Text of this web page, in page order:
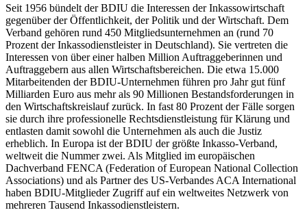
Seit 1956 bündelt der BDIU die Interessen der Inkassowirtschaft
gegenüber der Öffentlichkeit, der Politik und der Wirtschaft. Dem
Verband gehören rund 450 Mitgliedsunternehmen an (rund 70
Prozent der Inkassodienstleister in Deutschland). Sie vertreten die
Interessen von über einer halben Million Auftraggeberinnen und
Auftraggebern aus allen Wirtschaftsbereichen. Die etwa 15.000
Mitarbeitenden der BDIU-Unternehmen führen pro Jahr gut fünf
Milliarden Euro aus mehr als 90 Millionen Bestandsforderungen in
den Wirtschaftskreislauf zurück. In fast 80 Prozent der Fälle sorgen
sie durch ihre professionelle Rechtsdienstleistung für Klärung und
entlasten damit sowohl die Unternehmen als auch die Justiz
erheblich. In Europa ist der BDIU der größte Inkasso-Verband,
weltweit die Nummer zwei. Als Mitglied im europäischen
Dachverband FENCA (Federation of European National Collection
Associations) und als Partner des US-Verbandes ACA International
haben BDIU-Mitglieder Zugriff auf ein weltweites Netzwerk von
mehreren Tausend Inkassodienstleistern.